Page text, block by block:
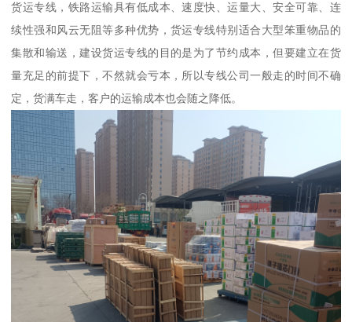
货运专线，铁路运输具有低成本、速度快、运量大、安全可靠、连
续性强和风云无阻等多种优势，货运专线特别适合大型笨重物品的
集散和输送，建设货运专线的目的是为了节约成本，但要建立在货
量充足的前提下，不然就会亏本，所以专线公司一般走的时间不确
定，货满车走，客户的运输成本也会随之降低。